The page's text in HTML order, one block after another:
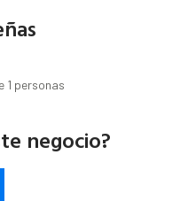
1 personas
negocio?